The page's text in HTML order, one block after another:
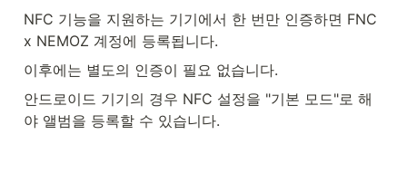
NFC 기능을 지원하는 기기에서 한 번만 인증하면 FNC
x NEMOZ 계정에 등록됩니다.
이후에는 별도의 인증이 필요 없습니다.
안드로이드 기기의 경우 NFC 설정을 "기본 모드"로 해
야 앨범을 등록할 수 있습니다.